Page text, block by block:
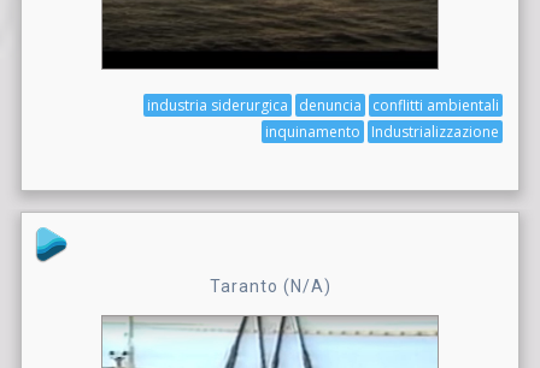
conflitti ambientali
denuncia
industria siderurgica
Industrializzazione
inquinamento
Taranto (N/A)